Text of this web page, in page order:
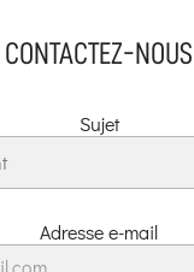
CONTACTEZ-NOUS
Sujet
Adresse e-mail